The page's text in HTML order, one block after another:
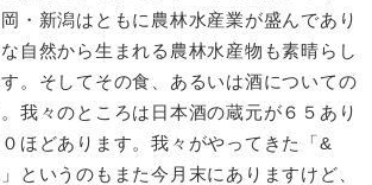
・新潟はともに農林水産業が盛んであり
自然から生まれる農林水産物も素晴らし
。そしてその食、あるいは酒についての
我々のところは日本酒の蔵元が６５あり
ほどあります。我々がやってきた「&
というのもまた今月末にありますけど、